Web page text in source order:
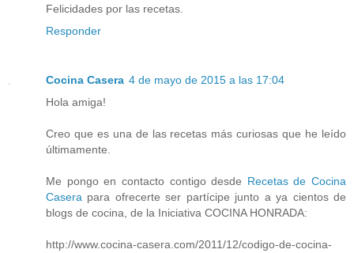
Felicidades por las recetas.
Responder
Cocina Casera 4 de mayo de 2015 a las 17:04
Hola amiga!
Creo que es una de las recetas más curiosas que he leído
últimamente.
Me pongo en contacto contigo desde Recetas de Cocina
Casera para ofrecerte ser partícipe junto a ya cientos de
blogs de cocina, de la Iniciativa COCINA HONRADA:
http://www.cocina-casera.com/2011/12/codigo-de-cocina-